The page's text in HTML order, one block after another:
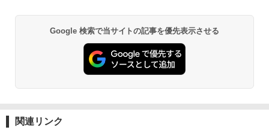
Google 検索で当サイトの記事を優先表示させる
関連リンク